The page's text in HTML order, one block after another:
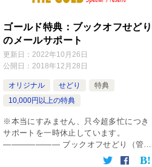
ゴールド特典：ブックオフせどり
のメールサポート
更新日：2022年10月26日
公開日：2018年12月28日
オリジナル せどり
特典
10,000円以上の特典
※本当にすみません、只今超多忙につき
サポートを一時休止しています。
——————— ブックオフせどり（管理
人）が、ヤフオク＆せどりのサポ […]